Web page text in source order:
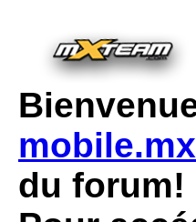
du forum!